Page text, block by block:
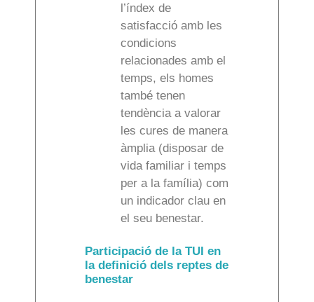
l’índex de
satisfacció amb les
condicions
relacionades amb el
temps, els homes
també tenen
tendència a valorar
les cures de manera
àmplia (disposar de
vida familiar i temps
per a la família) com
un indicador clau en
el seu benestar.
Participació de la TUI en
la definició dels reptes de
benestar